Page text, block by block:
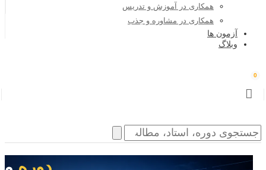
همکاری در آموزش و تدریس
همکاری در مشاوره و جذب
آزمون ها
وبلاگ
0